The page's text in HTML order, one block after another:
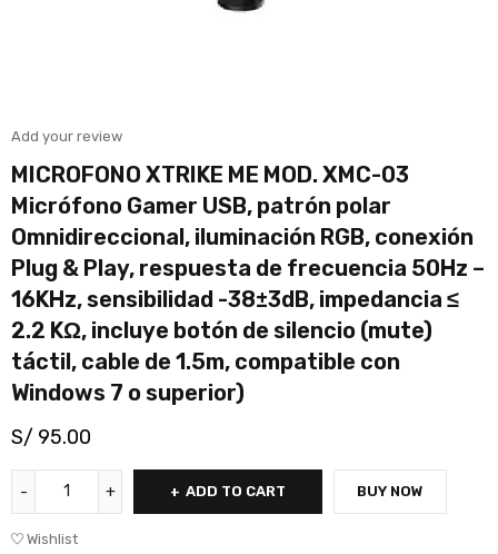
Add your review
MICROFONO XTRIKE ME MOD. XMC-03
Micrófono Gamer USB, patrón polar
Omnidireccional, iluminación RGB, conexión
Plug & Play, respuesta de frecuencia 50Hz –
16KHz, sensibilidad -38±3dB, impedancia ≤
2.2 KΩ, incluye botón de silencio (mute)
táctil, cable de 1.5m, compatible con
Windows 7 o superior)
S/ 95.00
ADD TO CART BUY NOW
Wishlist